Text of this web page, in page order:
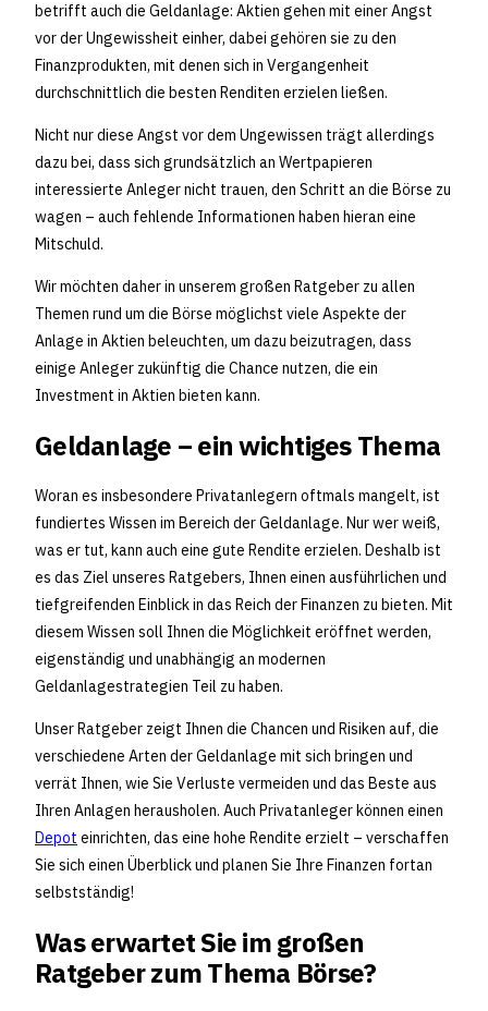
betrifft auch die Geldanlage: Aktien gehen mit einer Angst
vor der Ungewissheit einher, dabei gehören sie zu den
Finanzprodukten, mit denen sich in Vergangenheit
durchschnittlich die besten Renditen erzielen ließen.
Nicht nur diese Angst vor dem Ungewissen trägt allerdings
dazu bei, dass sich grundsätzlich an Wertpapieren
interessierte Anleger nicht trauen, den Schritt an die Börse zu
wagen – auch fehlende Informationen haben hieran eine
Mitschuld.
Wir möchten daher in unserem großen Ratgeber zu allen
Themen rund um die Börse möglichst viele Aspekte der
Anlage in Aktien beleuchten, um dazu beizutragen, dass
einige Anleger zukünftig die Chance nutzen, die ein
Investment in Aktien bieten kann.
Geldanlage – ein wichtiges Thema
Woran es insbesondere Privatanlegern oftmals mangelt, ist
fundiertes Wissen im Bereich der Geldanlage. Nur wer weiß,
was er tut, kann auch eine gute Rendite erzielen. Deshalb ist
es das Ziel unseres Ratgebers, Ihnen einen ausführlichen und
tiefgreifenden Einblick in das Reich der Finanzen zu bieten. Mit
diesem Wissen soll Ihnen die Möglichkeit eröffnet werden,
eigenständig und unabhängig an modernen
Geldanlagestrategien Teil zu haben.
Unser Ratgeber zeigt Ihnen die Chancen und Risiken auf, die
verschiedene Arten der Geldanlage mit sich bringen und
verrät Ihnen, wie Sie Verluste vermeiden und das Beste aus
Ihren Anlagen herausholen. Auch Privatanleger können einen
Depot einrichten, das eine hohe Rendite erzielt – verschaffen
Sie sich einen Überblick und planen Sie Ihre Finanzen fortan
selbstständig!
Was erwartet Sie im großen
Ratgeber zum Thema Börse?